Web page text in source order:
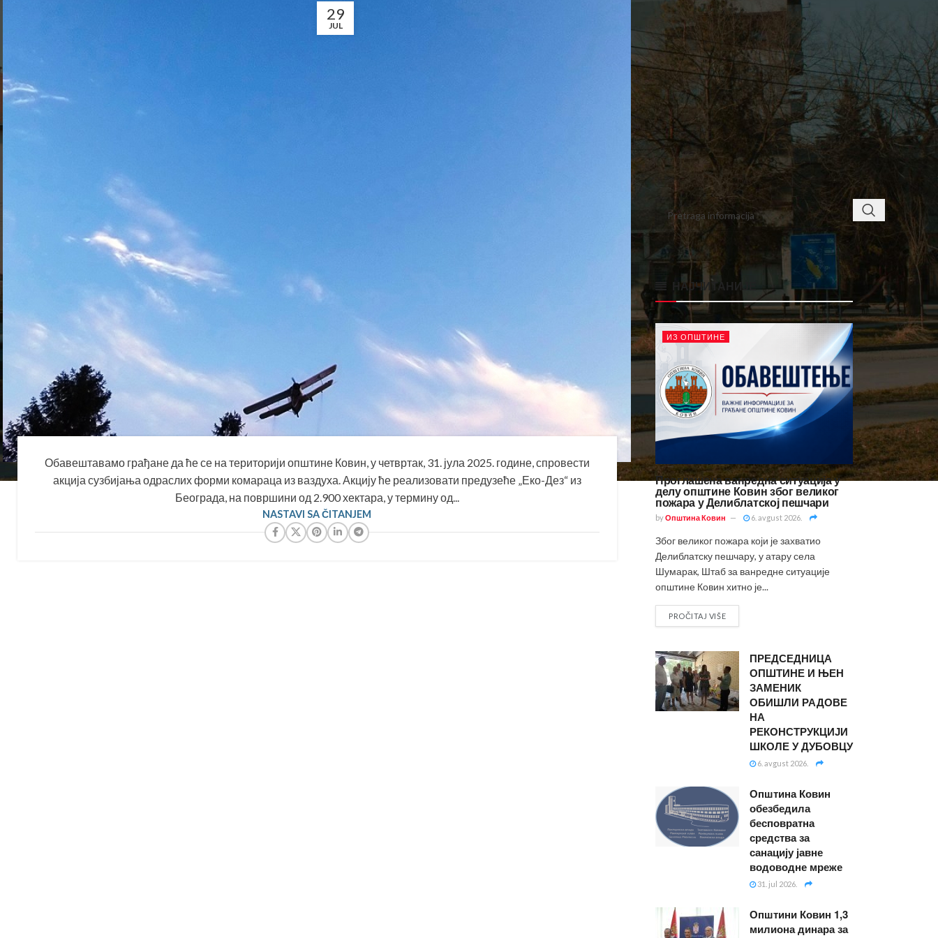
29
JUL
Обавештавамо грађане да ће се на територији општине Ковин, у четвртак, 31. јула 2025. године, спровести
акција сузбијања одраслих форми комараца из ваздуха. Акцију ће реализовати предузеће „Еко-Дез“ из
Београда, на површини од 2.900 хектара, у термину од...
NASTAVI SA ČITANJEM
7 9 12
14 15 16 17 18
21 22 23 24 25 26 27
28 29 30
31
« jun
avg »
< class="widget-title">ПРОНАЂИТЕ
НАЈЧИТАНИЈЕ
ИЗ ОПШТИНЕ
Проглашена ванредна ситуација у
делу општине Ковин због великог
пожара у Делиблатској пешчари
byОпштина Ковин 6. avgust 2026.
Због великог пожара који је захватио
Делиблатску пешчару, у атару села
Шумарак, Штаб за ванредне ситуације
општине Ковин хитно је...
PROČITAJ VIŠE
ПРЕДСЕДНИЦА
ОПШТИНЕ И ЊЕН
ЗАМЕНИК
ОБИШЛИ РАДОВЕ
НА
РЕКОНСТРУКЦИЈИ
ШКОЛЕ У ДУБОВЦУ
6. avgust 2026.
Општина Ковин
обезбедила
бесповратна
средства за
санацију јавне
водоводне мреже
31. jul 2026.
Општини Ковин 1,3
милиона динара за